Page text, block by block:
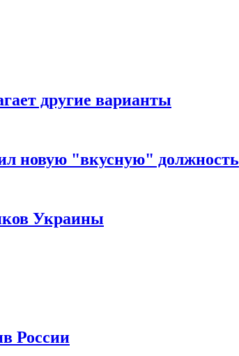
другие варианты
новую "вкусную" должность
Украины
России